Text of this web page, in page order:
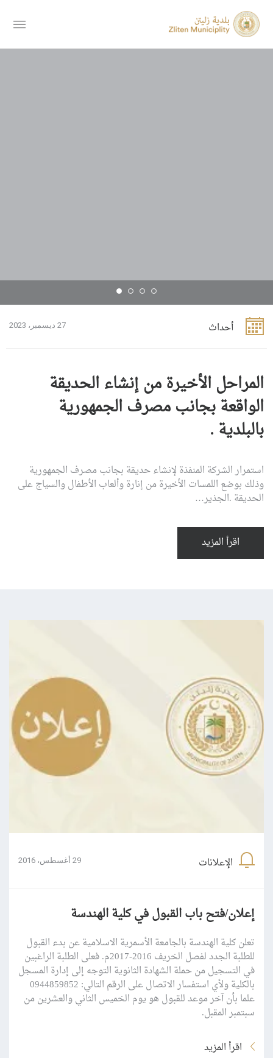
أحداث 27 ديسمبر، 2023
المراحل الأخيرة من إنشاء الحديقة
الواقعة بجانب مصرف الجمهورية
بالبلدية .
استمرار الشركة المنفذة لإنشاء حديقة بجانب مصرف الجمهورية
وذلك بوضع اللمسات الأخيرة من إنارة وألعاب الأطفال والسياج على
الحديقة .الجذير…
اقرأ المزيد
الإعلانات 29 أغسطس، 2016
إعلان/فتح باب القبول في كلية الهندسة
تعلن كلية الهندسة بالجامعة الأسمرية الاسلامية عن بدء القبول
للطلبة الجدد لفصل الخريف 2016-2017م. فعلى الطلبة الراغبين
في التسجيل من حملة الشهادة الثانوية التوجه إلى إدارة المسجل
بالكلية ولأي استفسار الاتصال على الرقم التالي: 0944859852
علما بأن آخر موعد للقبول هو يوم الخميس الثاني والعشرين من
سبتمبر المقبل.
اقرأ المزيد